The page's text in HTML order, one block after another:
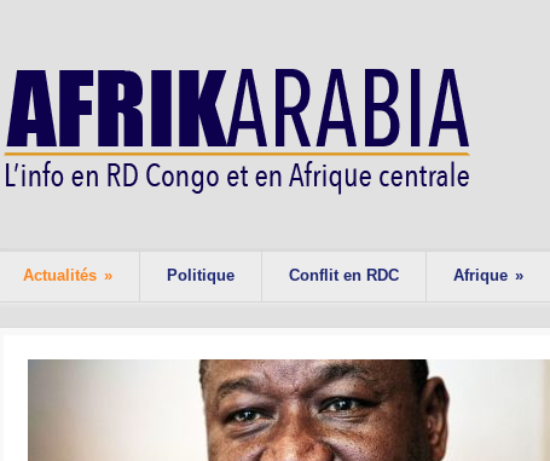
Actualités » Politique Conflit en RDC Afrique »